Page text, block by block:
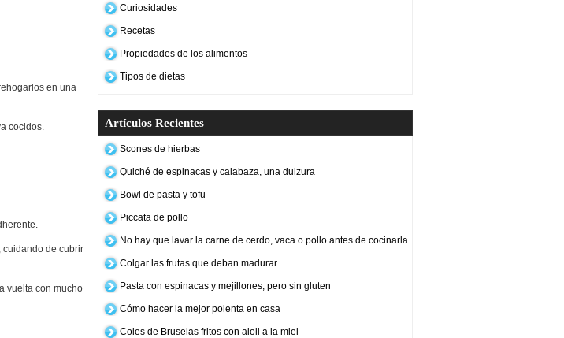
en una
cocidos.
cuidando de cubrir
vuelta con mucho
Curiosidades
Recetas
Propiedades de los alimentos
Tipos de dietas
Artículos Recientes
Scones de hierbas
Quiché de espinacas y calabaza, una dulzura
Bowl de pasta y tofu
Piccata de pollo
No hay que lavar la carne de cerdo, vaca o pollo antes de cocinarla
Colgar las frutas que deban madurar
Pasta con espinacas y mejillones, pero sin gluten
Cómo hacer la mejor polenta en casa
Coles de Bruselas fritos con aioli a la miel